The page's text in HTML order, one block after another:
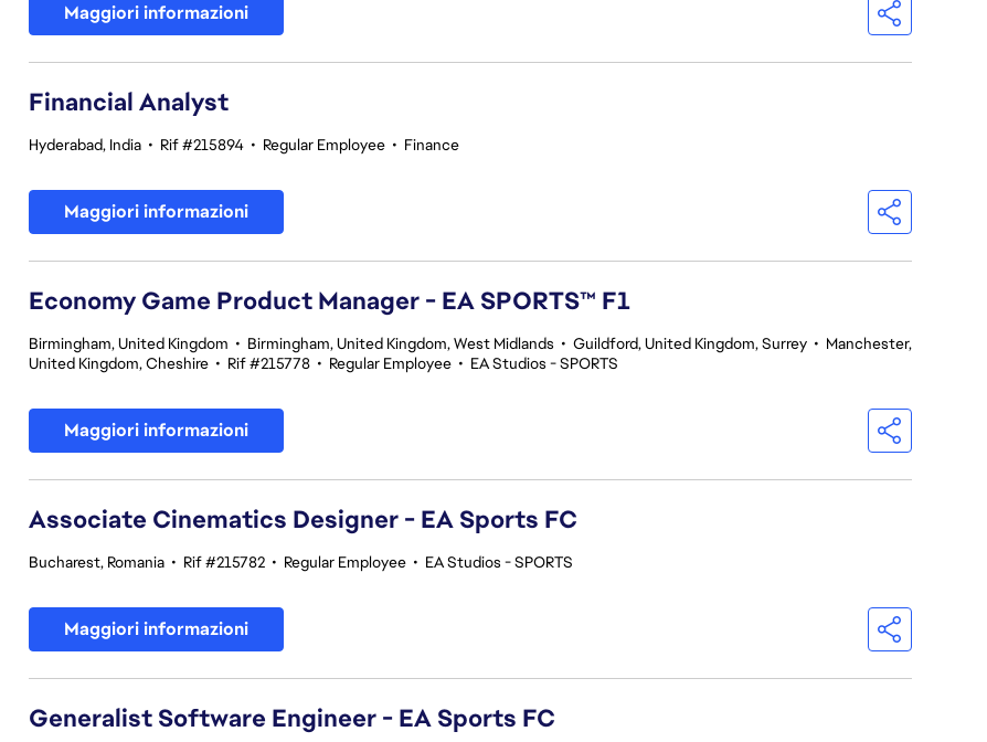
Maggiori informazioni
Financial Analyst
Hyderabad, India • Rif #215894 • Regular Employee • Finance
Maggiori informazioni
Economy Game Product Manager - EA SPORTS™ F1
Birmingham, United Kingdom • Birmingham, United Kingdom, West Midlands • Guildford, United Kingdom, Surrey • Manchester,
United Kingdom, Cheshire • Rif #215778 • Regular Employee • EA Studios - SPORTS
Maggiori informazioni
Associate Cinematics Designer - EA Sports FC
Bucharest, Romania • Rif #215782 • Regular Employee • EA Studios - SPORTS
Maggiori informazioni
Generalist Software Engineer - EA Sports FC